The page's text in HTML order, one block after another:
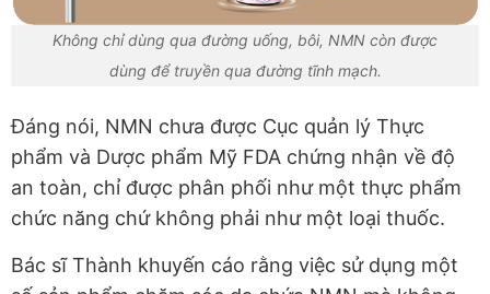
Không chỉ dùng qua đường uống, bôi, NMN còn được
dùng để truyền qua đường tĩnh mạch.
Đáng nói, NMN chưa được Cục quản lý Thực
phẩm và Dược phẩm Mỹ FDA chứng nhận về độ
an toàn, chỉ được phân phối như một thực phẩm
chức năng chứ không phải như một loại thuốc.
Bác sĩ Thành khuyến cáo rằng việc sử dụng một